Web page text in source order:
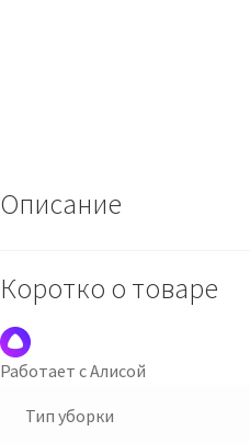
Описание
Коротко о товаре
Работает с Алисой
Тип уборки